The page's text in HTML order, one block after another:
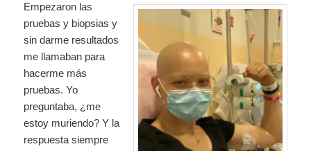
Empezaron las
pruebas y biopsias y
sin darme resultados
me llamaban para
hacerme más
pruebas. Yo
preguntaba, ¿me
estoy muriendo? Y la
respuesta siempre